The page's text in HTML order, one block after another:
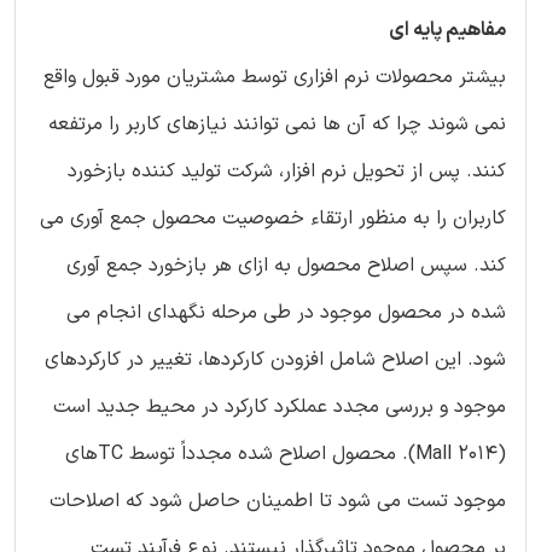
مفاهیم پایه ای
بیشتر محصولات نرم افزاری توسط مشتریان مورد قبول واقع
نمی شوند چرا که آن ها نمی توانند نیازهای کاربر را مرتفعه
کنند. پس از تحویل نرم افزار، شرکت تولید کننده بازخورد
کاربران را به منظور ارتقاء خصوصیت محصول جمع آوری می
کند. سپس اصلاح محصول به ازای هر بازخورد جمع آوری
شده در محصول موجود در طی مرحله نگهدای انجام می
شود. این اصلاح شامل افزودن کارکردها، تغییر در کارکردهای
موجود و بررسی مجدد عملکرد کارکرد در محیط جدید است
(Mall 2014). محصول اصلاح شده مجدداً توسط TCهای
موجود تست می شود تا اطمینان حاصل شود که اصلاحات